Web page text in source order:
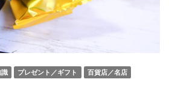
プレゼント／ギフト
百貨店／名店